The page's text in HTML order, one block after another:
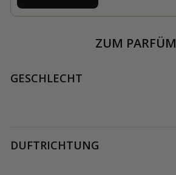
ZUM PARFÜM
GESCHLECHT
DUFTRICHTUNG